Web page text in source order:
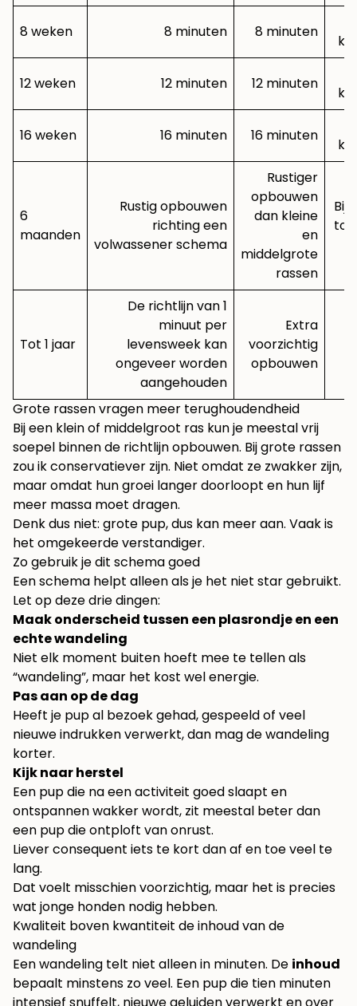
8 weken 8 minuten 8 minuten
12 weken 12 minuten 12 minuten
16 weken 16 minuten 16 minuten
6
maanden
Rustig opbouwen
richting een
volwassener schema
Rustiger
opbouwen
dan kleine
en
middelgrote
rassen
tot
Tot 1 jaar
De richtlijn van 1
minuut per
levensweek kan
ongeveer worden
aangehouden
Extra
voorzichtig
opbouwen
Grote rassen vragen meer terughoudendheid
Bij een klein of middelgroot ras kun je meestal vrij
soepel binnen de richtlijn opbouwen. Bij grote rassen
zou ik conservatiever zijn. Niet omdat ze zwakker zijn,
maar omdat hun groei langer doorloopt en hun lijf
meer massa moet dragen.
Denk dus niet: grote pup, dus kan meer aan. Vaak is
het omgekeerde verstandiger.
Zo gebruik je dit schema goed
Een schema helpt alleen als je het niet star gebruikt.
Let op deze drie dingen:
Maak onderscheid tussen een plasrondje en een
echte wandeling
Niet elk moment buiten hoeft mee te tellen als
“wandeling”, maar het kost wel energie.
Pas aan op de dag
Heeft je pup al bezoek gehad, gespeeld of veel
nieuwe indrukken verwerkt, dan mag de wandeling
korter.
Kijk naar herstel
Een pup die na een activiteit goed slaapt en
ontspannen wakker wordt, zit meestal beter dan
een pup die ontploft van onrust.
Liever consequent iets te kort dan af en toe veel te
lang.
Dat voelt misschien voorzichtig, maar het is precies
wat jonge honden nodig hebben.
Kwaliteit boven kwantiteit de inhoud van de
wandeling
Een wandeling telt niet alleen in minuten. De inhoud
bepaalt minstens zo veel. Een pup die tien minuten